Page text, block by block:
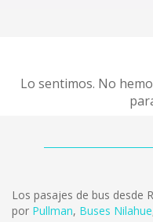
Lo sentimos. No
Los pasajes de bus desde
por Pullman, Buses Nilahue